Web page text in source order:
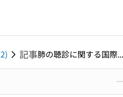
記事肺の聴診に関する国際...